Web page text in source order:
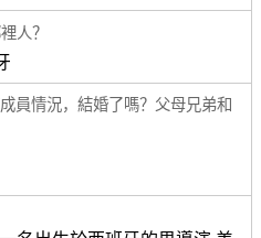
人？
員情況，結婚了嗎？父母兄弟和